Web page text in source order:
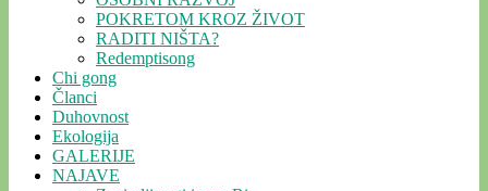
POKRETOM KROZ ŽIVOT
RADITI NIŠTA?
Redemptisong
Chi gong
Članci
Duhovnost
Ekologija
GALERIJE
NAJAVE